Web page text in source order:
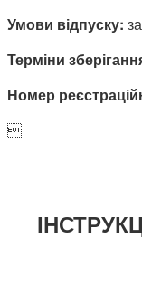
Умови відпуску:
Терміни
Номер
